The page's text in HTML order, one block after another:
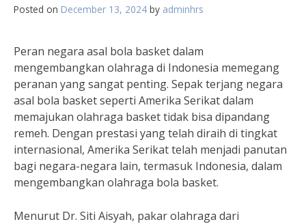
Posted on December 13, 2024 by adminhrs
Peran negara asal bola basket dalam
mengembangkan olahraga di Indonesia memegang
peranan yang sangat penting. Sepak terjang negara
asal bola basket seperti Amerika Serikat dalam
memajukan olahraga basket tidak bisa dipandang
remeh. Dengan prestasi yang telah diraih di tingkat
internasional, Amerika Serikat telah menjadi panutan
bagi negara-negara lain, termasuk Indonesia, dalam
mengembangkan olahraga bola basket.
Menurut Dr. Siti Aisyah, pakar olahraga dari